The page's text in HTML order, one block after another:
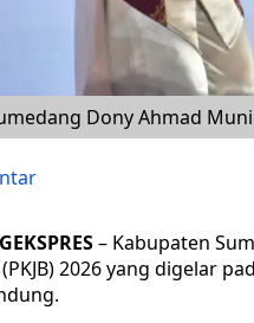
Dony Ahmad
– Kabupaten
2026 yang digelar